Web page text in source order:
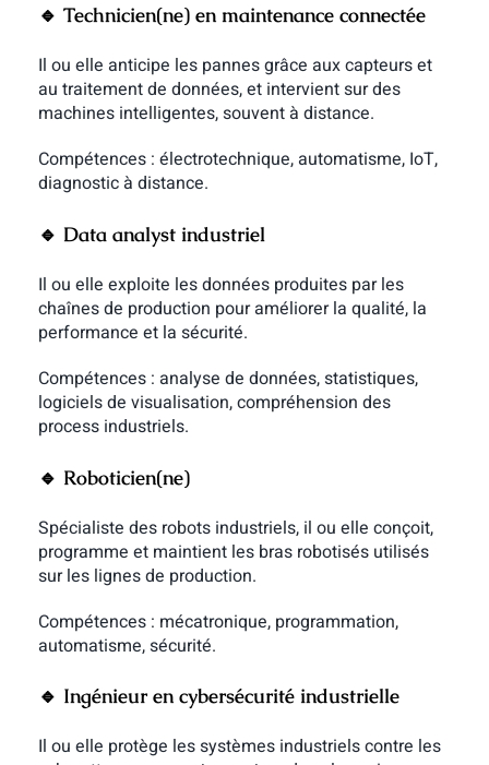
🔹 Technicien(ne) en maintenance connectée
Il ou elle anticipe les pannes grâce aux capteurs et
au traitement de données, et intervient sur des
machines intelligentes, souvent à distance.
Compétences : électrotechnique, automatisme, IoT,
diagnostic à distance.
🔹 Data analyst industriel
Il ou elle exploite les données produites par les
chaînes de production pour améliorer la qualité, la
performance et la sécurité.
Compétences : analyse de données, statistiques,
logiciels de visualisation, compréhension des
process industriels.
🔹 Roboticien(ne)
Spécialiste des robots industriels, il ou elle conçoit,
programme et maintient les bras robotisés utilisés
sur les lignes de production.
Compétences : mécatronique, programmation,
automatisme, sécurité.
🔹 Ingénieur en cybersécurité industrielle
Il ou elle protège les systèmes industriels contre les